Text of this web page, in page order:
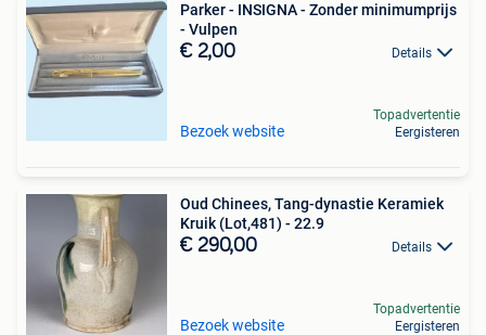
Parker - INSIGNA - Zonder minimumprijs
- Vulpen
€ 2,00 Details
Bezoek website
Topadvertentie
Eergisteren
Oud Chinees, Tang-dynastie Keramiek
Kruik (Lot,481) - 22.9
€ 290,00 Details
Bezoek website
Topadvertentie
Eergisteren